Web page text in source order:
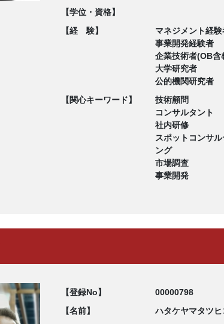
【学位・資格】
【経 験】
マネジメント経験
事業開発経験者
企業技術者(OB含
大学研究者
公的機関研究者
【関心キーワード】
技術顧問
コンサルタント
社内研修
スポットコンサル
ング
市場調査
事業開発
【登録No】
00000798
【名前】
ハタケヤマタツヒ